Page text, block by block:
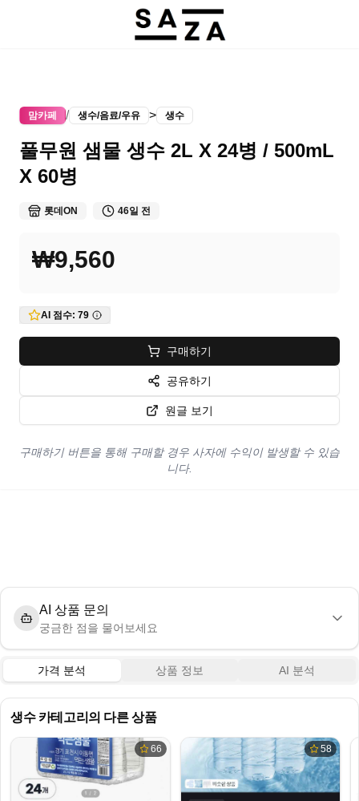
맘카페 / 생수/음료/우유 > 생수
풀무원 샘물 생수 2L X 24병 / 500mL
X 60병
롯데ON 46일 전
₩9,560
AI 점수: 79
구매하기
공유하기
원글 보기
구매하기 버튼을 통해 구매할 경우 사자에 수익이 발생할 수 있습
니다.
AI 상품 문의
궁금한 점을 물어보세요
가격 분석 상품 정보 AI 분석
생수카테고리의 다른 상품
66 58